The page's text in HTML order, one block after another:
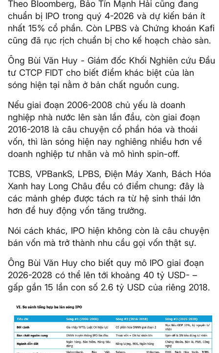
Theo Bloomberg, Bảo Tín Mạnh Hải cũng đang
chuẩn bị IPO trong quý 4-2026 và dự kiến bán ít
nhất 15% cổ phần. Còn LPBS và Chứng khoán Kafi
cũng đã rục rịch chuẩn bị cho kế hoạch chào sàn.
Ông Bùi Văn Huy - Giám đốc Khối Nghiên cứu Đầu
tư CTCP FIDT cho biết điểm khác biệt của làn
sóng hiện tại nằm ở bản chất nguồn cung.
Nếu giai đoạn 2006-2008 chủ yếu là doanh
nghiệp nhà nước lên sàn lần đầu, còn giai đoạn
2016-2018 là câu chuyện cổ phần hóa và thoái
vốn, thì làn sóng hiện nay nghiêng nhiều hơn về
doanh nghiệp tư nhân và mô hình spin-off.
TCBS, VPBankS, LPBS, Điện Máy Xanh, Bách Hóa
Xanh hay Long Châu đều có điểm chung: đây là
các mảnh ghép được tách ra từ hệ sinh thái lớn
hơn để huy động vốn tăng trưởng.
Nói cách khác, IPO hiện không còn là câu chuyện
bán vốn mà trở thành nhu cầu gọi vốn thật sự.
Ông Bùi Văn Huy cho biết quy mô IPO giai đoạn
2026-2028 có thể lên tới khoảng 40 tỷ USD- –
gấp gần 15 lần con số 2.6 tỷ USD của riêng 2018.